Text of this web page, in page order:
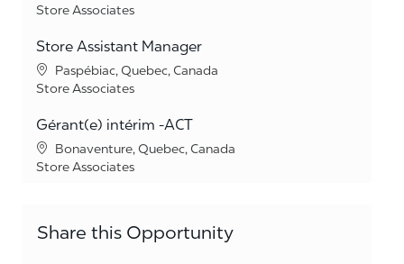
Category
Store Associates
Store Assistant Manager
Location
Paspébiac, Quebec, Canada
Category
Store Associates
Gérant(e) intérim -ACT
Location
Bonaventure, Quebec, Canada
Category
Store Associates
Share this Opportunity